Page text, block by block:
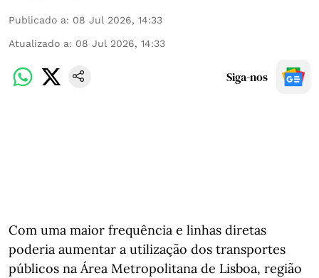
Publicado a: 08 Jul 2026, 14:33
Atualizado a: 08 Jul 2026, 14:33
Siga-nos
Com uma maior frequência e linhas diretas
poderia aumentar a utilização dos transportes
públicos na Área Metropolitana de Lisboa, região